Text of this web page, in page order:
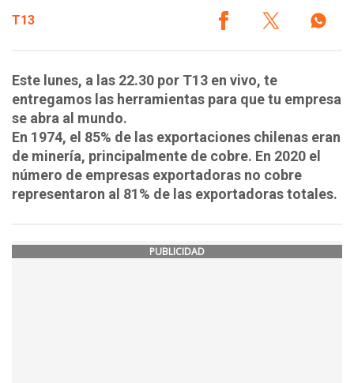
T13
Este lunes, a las 22.30 por T13 en vivo, te
entregamos las herramientas para que tu empresa
se abra al mundo.
En 1974, el 85% de las exportaciones chilenas eran
de minería, principalmente de cobre. En 2020 el
número de empresas exportadoras no cobre
representaron al 81% de las exportadoras totales.
PUBLICIDAD